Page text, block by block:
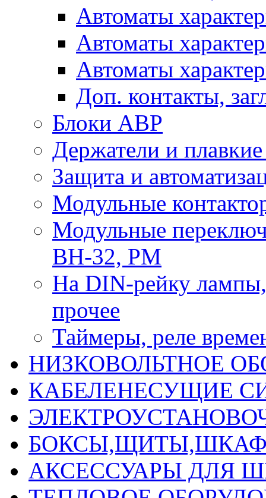
Автоматы
Автоматы
Автоматы
Доп. контакты,
Блоки АВР
Держатели и
Защита и
Модульные
Модульные
ВН-32, РМ
На DIN-рейку
прочее
Таймеры, реле
НИЗКОВОЛЬТНОЕ
КАБЕЛЕНЕСУЩИЕ
АКСЕССУАРЫ ДЛЯ